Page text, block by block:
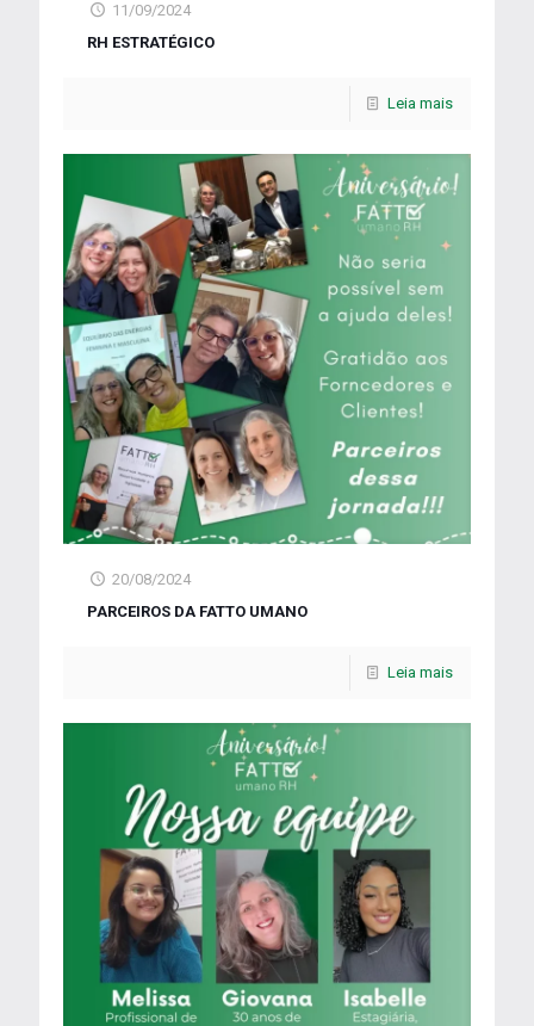
11/09/2024
RH ESTRATÉGICO
Leia mais
20/08/2024
PARCEIROS DA FATTO UMANO
Leia mais